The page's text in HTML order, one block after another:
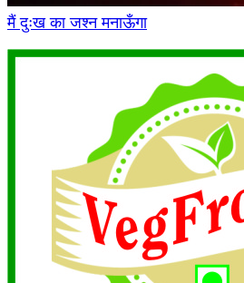
मैं दुःख का जश्न मनाऊँगा